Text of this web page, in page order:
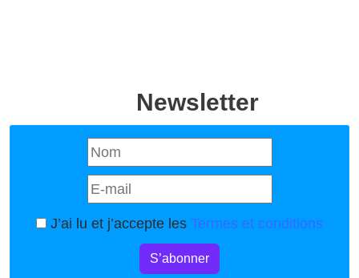
Newsletter
J’ai lu et j’accepte les Termes et conditions
S’abonner